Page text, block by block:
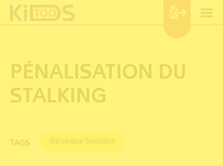
PÉNALISATION DU
STALKING
TAGS Réseaux Sociaux
Panneau de gestion des cookies